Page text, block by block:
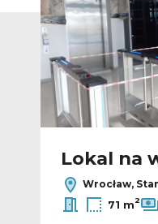
Lokal na
Wrocław,
71 m2